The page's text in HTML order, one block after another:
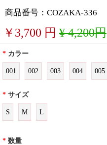
商品番号：COZAKA-336
￥ 3,700 円 ¥ 4,200円
* カラー
001 002 003 004 005
* サイズ
S M L
* 数量